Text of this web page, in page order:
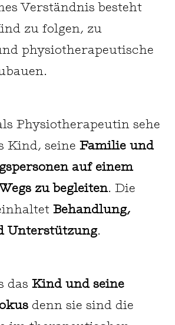
Verständnis besteht
zu folgen, zu
physiotherapeutische
Physiotherapeutin sehe
Kind, seine Familie und
auf einem
zu begleiten. Die
Behandlung,
Unterstützung.
das Kind und seine
denn sie sind die